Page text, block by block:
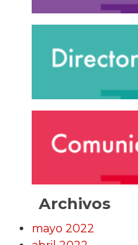
Archivos
mayo 2022